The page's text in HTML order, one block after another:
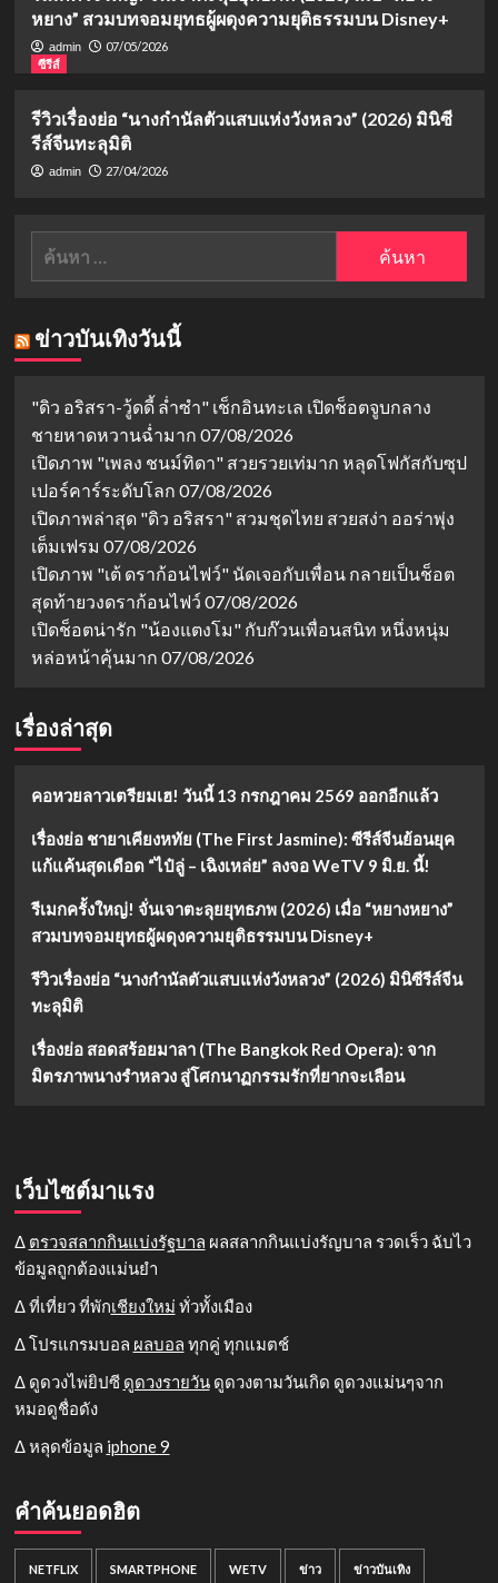
หยาง” สวมบทจอมยุทธผู้ผดุงความยุติธรรมบน Disney+
admin
07/05/2026
ซีรีส์
รีวิวเรื่องย่อ “นางกำนัลตัวแสบแห่งวังหลวง” (2026) มินิซี
รีส์จีนทะลุมิติ
admin 27/04/2026
ค้นหา
ข่าวบันเทิงวันนี้
"ดิว อริสรา-วู้ดดี้ ล่ำซำ" เช็กอินทะเล เปิดช็อตจูบกลาง
ชายหาดหวานฉ่ำมาก 07/08/2026
เปิดภาพ "เพลง ชนม์ทิดา" สวยรวยเท่มาก หลุดโฟกัสกับซุป
เปอร์คาร์ระดับโลก 07/08/2026
เปิดภาพล่าสุด "ดิว อริสรา" สวมชุดไทย สวยสง่า ออร่าพุ่ง
เต็มเฟรม 07/08/2026
เปิดภาพ "เต้ ดราก้อนไฟว์" นัดเจอกับเพื่อน กลายเป็นช็อต
สุดท้ายวงดราก้อนไฟว์ 07/08/2026
เปิดช็อตน่ารัก "น้องแตงโม" กับก๊วนเพื่อนสนิท หนึ่งหนุ่ม
หล่อหน้าคุ้นมาก 07/08/2026
เรื่องล่าสุด
คอหวยลาวเตรียมเฮ! วันนี้ 13 กรกฎาคม 2569 ออกอีกแล้ว
เรื่องย่อ ชายาเคียงหทัย (The First Jasmine): ซีรีส์จีนย้อนยุค
แก้แค้นสุดเดือด “ไป๋ลู่ – เฉิงเหล่ย” ลงจอ WeTV 9 มิ.ย. นี้!
รีเมกครั้งใหญ่! จั่นเจาตะลุยยุทธภพ (2026) เมื่อ “หยางหยาง”
สวมบทจอมยุทธผู้ผดุงความยุติธรรมบน Disney+
รีวิวเรื่องย่อ “นางกำนัลตัวแสบแห่งวังหลวง” (2026) มินิซีรีส์จีน
ทะลุมิติ
เรื่องย่อ สอดสร้อยมาลา (The Bangkok Red Opera): จาก
มิตรภาพนางรำหลวง สู่โศกนาฏกรรมรักที่ยากจะเลือน
เว็บไซต์มาแรง
Δ ตรวจสลากกินแบ่งรัฐบาล ผลสลากกินแบ่งรัญบาล รวดเร็ว ฉับไว
ข้อมูลถูกต้องแม่นยำ
Δ ที่เที่ยว ที่พักเชียงใหม่ ทั่วทั้งเมือง
Δ โปรแกรมบอล ผลบอล ทุกคู่ ทุกแมตช์
Δ ดูดวงไพ่ยิปซี ดูดวงรายวันดูดวงตามวันเกิด ดูดวงแม่นๆจาก
หมอดูชื่อดัง
Δ หลุดข้อมูล iphone 9
คำค้นยอดฮิต
NETFLIX SMARTPHONE WETV ข่าว ข่าวบันเทิง